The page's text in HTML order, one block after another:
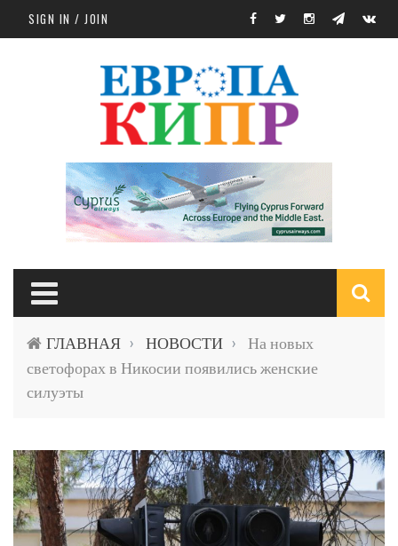
Skip to main content
SIGN IN / JOIN
ГЛАВНАЯ › НОВОСТИ ›
На новых
светофорах в Никосии появились женские
силуэты